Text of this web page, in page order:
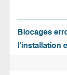
Blocages
l’installation